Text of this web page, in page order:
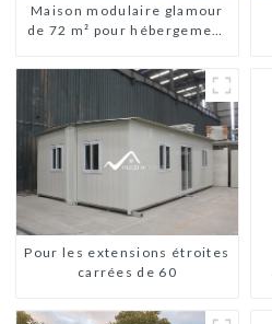
Maison modulaire glamour
de 72 m² pour hébergement
Pour les extensions étroites
carrées de 60